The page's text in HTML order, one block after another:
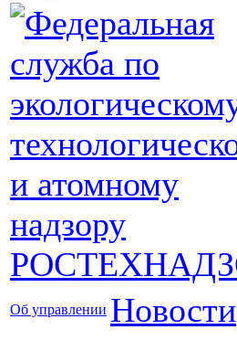
Об управлении Новости